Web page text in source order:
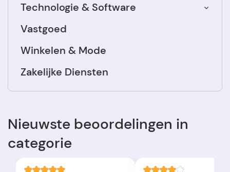
Technologie & Software
Vastgoed
Winkelen & Mode
Zakelijke Diensten
Nieuwste beoordelingen in
categorie